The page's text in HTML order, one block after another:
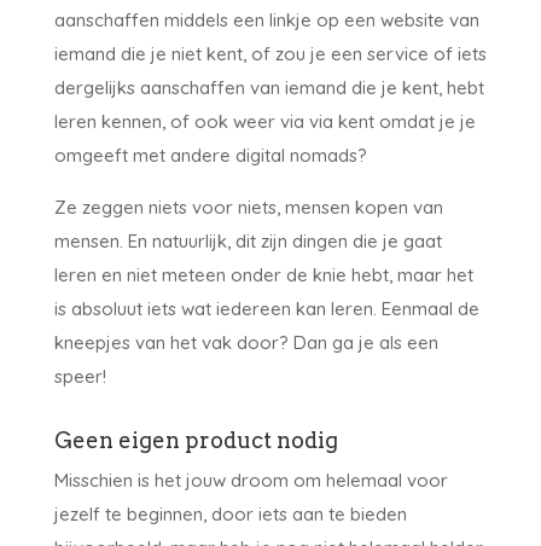
aanschaffen middels een linkje op een website van
iemand die je niet kent, of zou je een service of iets
dergelijks aanschaffen van iemand die je kent, hebt
leren kennen, of ook weer via via kent omdat je je
omgeeft met andere digital nomads?
Ze zeggen niets voor niets, mensen kopen van
mensen. En natuurlijk, dit zijn dingen die je gaat
leren en niet meteen onder de knie hebt, maar het
is absoluut iets wat iedereen kan leren. Eenmaal de
kneepjes van het vak door? Dan ga je als een
speer!
Geen eigen product nodig
Misschien is het jouw droom om helemaal voor
jezelf te beginnen, door iets aan te bieden